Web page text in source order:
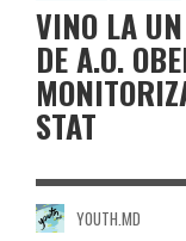
VINO LA
DE A.O.
STAT
YOUTH.MD